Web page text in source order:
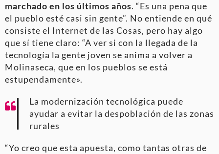
marchado en los últimos años. “Es una pena que
el pueblo esté casi sin gente”. No entiende en qué
consiste el Internet de las Cosas, pero hay algo
que sí tiene claro: “A ver si con la llegada de la
tecnología la gente joven se anima a volver a
Molinaseca, que en los pueblos se está
estupendamente».
La modernización tecnológica puede
ayudar a evitar la despoblación de las zonas
rurales
“Yo creo que esta apuesta, como tantas otras de